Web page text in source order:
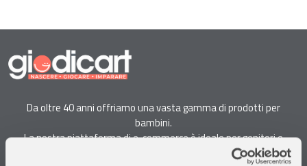
Da oltre 40 anni offriamo una vasta gamma di prodotti per
bambini.
La nostra piattaforma di e-commerce è ideale per genitori e
specialisti alla ricerca di giocattoli, articoli per l'infanzia, cancelleria e